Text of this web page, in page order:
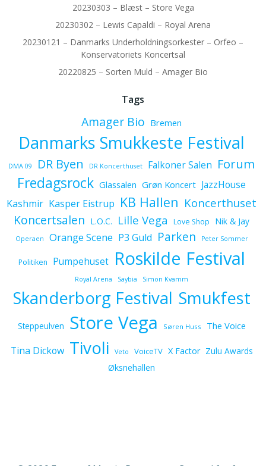
20230303 – Blæst – Store Vega
20230302 – Lewis Capaldi – Royal Arena
20230121 – Danmarks Underholdningsorkester – Orfeo –
Konservatoriets Koncertsal
20220825 – Sorten Muld – Amager Bio
Tags
Amager Bio Bremen
Danmarks Smukkeste Festival
DMA 09 DR Byen DR Koncerthuset Falkoner Salen Forum
Fredagsrock Glassalen Grøn Koncert JazzHouse
Kashmir Kasper Eistrup KB Hallen Koncerthuset
Koncertsalen L.O.C. Lille Vega Love Shop Nik & Jay
Operaen Orange Scene P3 Guld Parken Peter Sommer
Politiken Pumpehuset Roskilde Festival
Royal Arena Saybia Simon Kvamm
Skanderborg Festival Smukfest
Steppeulven Store Vega Søren Huss The Voice
Tina Dickow Tivoli Veto VoiceTV X Factor Zulu Awards
Øksnehallen